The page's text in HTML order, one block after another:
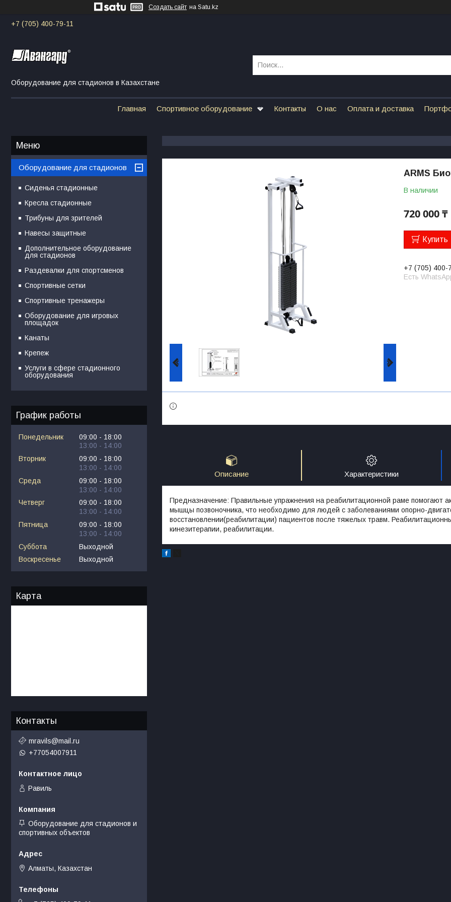
Создать сайт на Satu.kz
+7 (705) 400-79-11
Оборудование для стадионов в Казахстане
Главная Спортивное оборудование Контакты О нас Оплата и доставка
ARMS
В наличии
720 000 ₸
Купить
+7 (705) 400-
Есть
Описание Характеристики
Предназначение: Правильные упражнения на реабилитационной раме помогают
мышцы позвоночника, что необходимо для людей с заболеваниями опорно-
восстановлении(реабилитации) пациентов после тяжелых травм.
кинезитерапии, реабилитации.
Оборудование для стадионов
Сиденья стадионные
Кресла стадионные
Трибуны для зрителей
Навесы защитные
Дополнительное оборудование
для стадионов
Раздевалки для спортсменов
Спортивные сетки
Спортивные тренажеры
Оборудование для игровых
площадок
Канаты
Крепеж
Услуги в сфере стадионного
оборудования
График работы
Понедельник 09:00
18:00
13:00
14:00
Вторник
09:00
18:00
13:00
14:00
Среда
09:00
18:00
13:00
14:00
Четверг
09:00
18:00
13:00
14:00
Пятница
09:00
18:00
13:00
14:00
Суббота
Выходной
Воскресенье
Выходной
Карта
Контакты
mravils@mail.ru
+77054007911
Равиль
Оборудование для стадионов и
спортивных объектов
Алматы, Казахстан